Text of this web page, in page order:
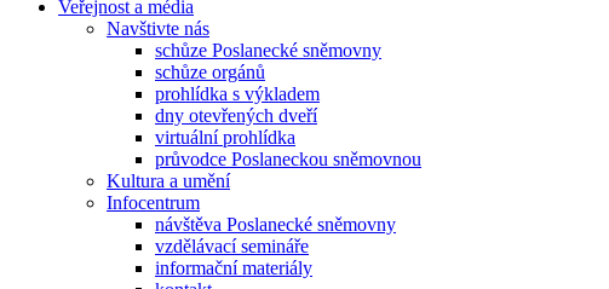
Veřejnost a média
Navštivte nás
schůze Poslanecké sněmovny
schůze orgánů
prohlídka s výkladem
dny otevřených dveří
virtuální prohlídka
průvodce Poslaneckou sněmovnou
Kultura a umění
Infocentrum
návštěva Poslanecké sněmovny
vzdělávací semináře
informační materiály